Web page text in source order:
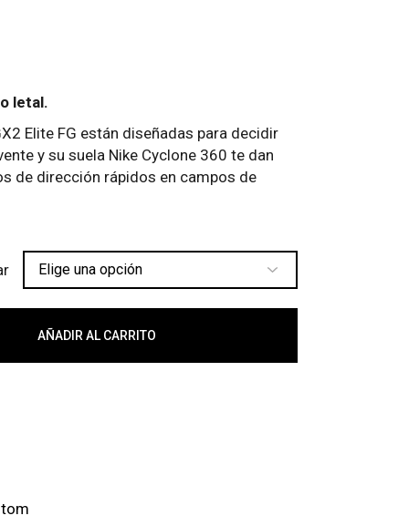
letal.
Elite FG están diseñadas para decidir
y su suela Nike Cyclone 360 te dan
de dirección rápidos en campos de
FG 036 cantidad
AÑADIR AL CARRITO